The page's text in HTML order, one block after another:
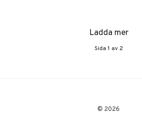
Sida 1 av 2
Ladda mer
© 2026